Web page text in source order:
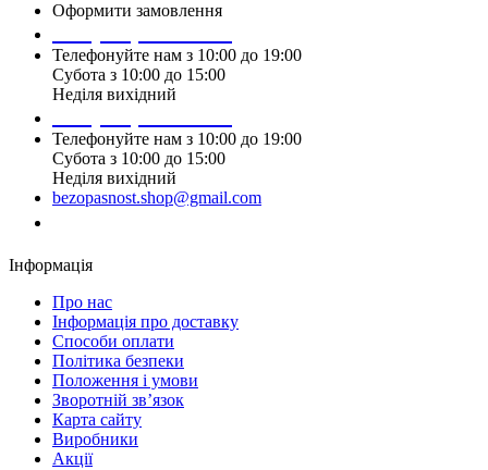
Оформити замовлення
Телефонуйте нам з 10:00 до 19:00
Субота з 10:00 до 15:00
Неділя вихідний
Телефонуйте нам з 10:00 до 19:00
Субота з 10:00 до 15:00
Неділя вихідний
bezopasnost.shop@gmail.com
Інформація
Про нас
Iнформація про доставку
Способи оплати
Політика безпеки
Положення і умови
Зворотній зв’язок
Карта сайту
Виробники
Акції